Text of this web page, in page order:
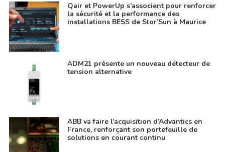
Qair et PowerUp s’associent pour renforcer
la sécurité et la performance des
installations BESS de Stor’Sun à Maurice
ADM21 présente un nouveau détecteur de
tension alternative
ABB va faire l’acquisition d’Advantics en
France, renforçant son portefeuille de
solutions en courant continu